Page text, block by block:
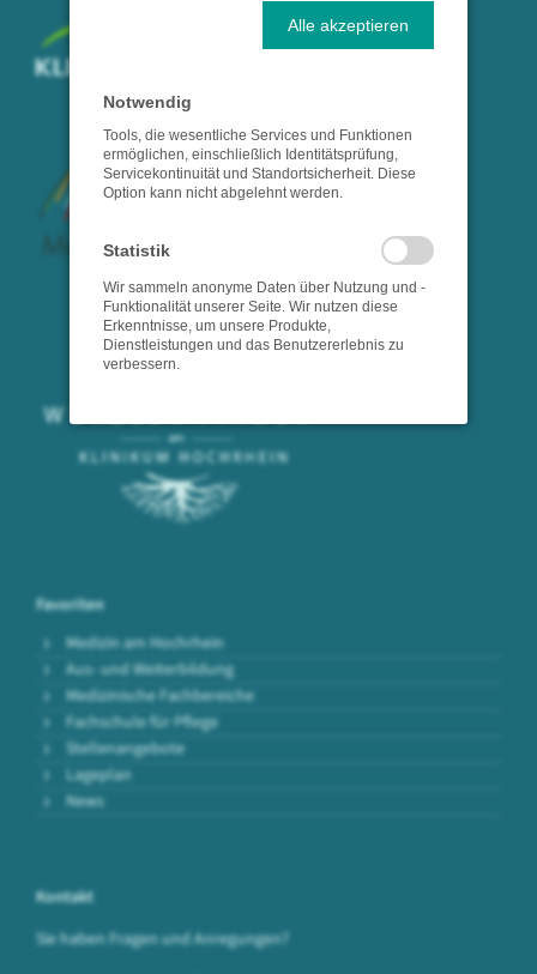
Favoriten
Medizin am Hochrhein
Aus- und Weiterbildung
Medizinische Fachbereiche
Fachschule für Pflege
Stellenangebote
Lageplan
News
Kontakt
Sie haben Fragen und Anregungen?
Alle akzeptieren
Notwendig
Tools, die wesentliche Services und Funktionen
ermöglichen, einschließlich Identitätsprüfung,
Servicekontinuität und Standortsicherheit. Diese
Option kann nicht abgelehnt werden.
Statistik
Wir sammeln anonyme Daten über Nutzung und -
Funktionalität unserer Seite. Wir nutzen diese
Erkenntnisse, um unsere Produkte,
Dienstleistungen und das Benutzererlebnis zu
verbessern.